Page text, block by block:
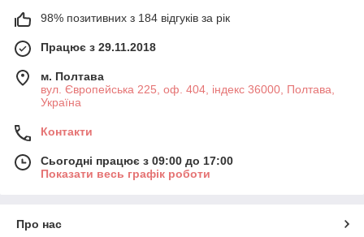
98% позитивних з 184 відгуків за рік
Працює з 29.11.2018
м. Полтава
вул. Європейська 225, оф. 404, індекс 36000, Полтава,
Україна
Контакти
Сьогодні працює з 09:00 до 17:00
Показати весь графік роботи
Про нас